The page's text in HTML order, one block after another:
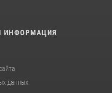
ИНФОРМАЦИЯ
данных